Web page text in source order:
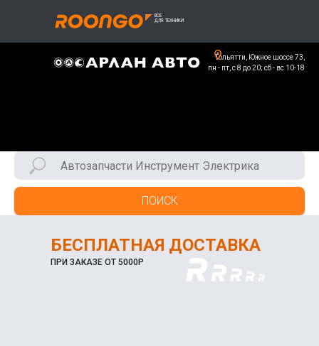
Тольятти, Южное шоссе 73,
пн - пт, с 8 до 20; сб - вс 10-18
ПОИСК
БЕСПЛАТНАЯ ДОСТАВКА
ПРИ ЗАКАЗЕ ОТ 5000Р